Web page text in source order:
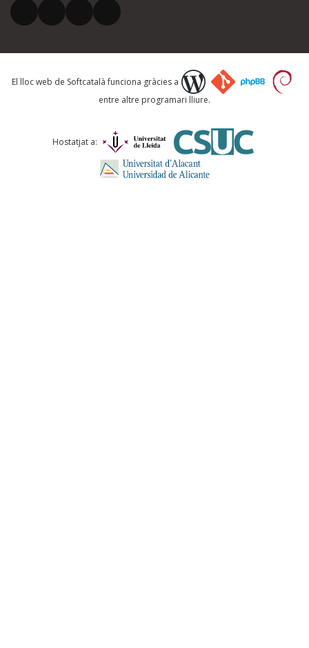
El vostre correu electrònic *
Què proposeu?
Comentari *
El lloc web de Softcatalà funciona gràcies a
entre altre programari lliure.
Hostatjat a: